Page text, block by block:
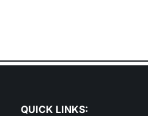
QUICK LINKS: